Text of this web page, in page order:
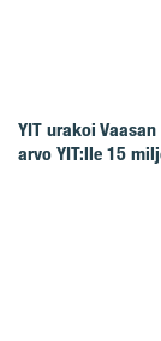
YIT urakoi
arvo YIT:lle 15